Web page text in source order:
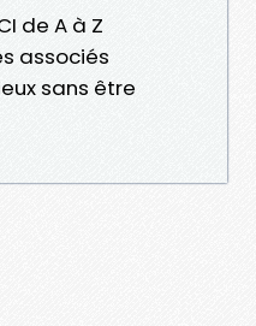
de A à Z
associés
sans être